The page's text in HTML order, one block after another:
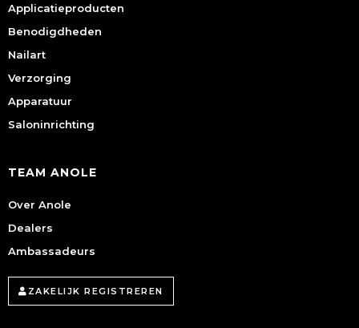
Applicatieproducten
Benodigdheden
Nailart
Verzorging
Apparatuur
Saloninrichting
TEAM ANOLE
Over Anole
Dealers
Ambassadeurs
ZAKELIJK REGISTREREN